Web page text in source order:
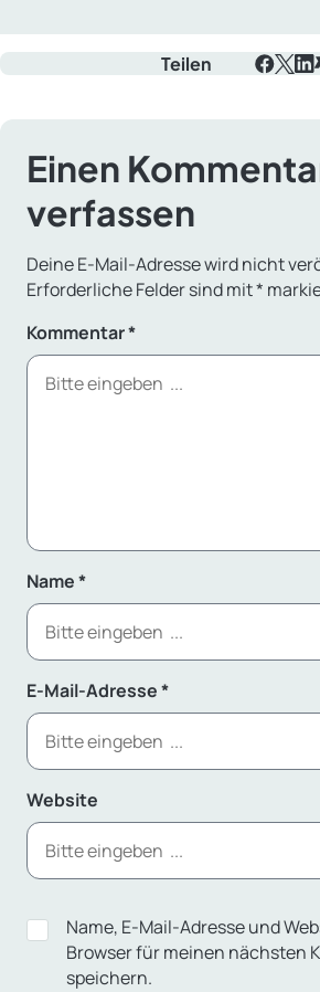
Teilen
Einen
verfassen
Deine E-Mail-Adresse wird nicht
Erforderliche Felder sind mit*
Kommentar*
Name*
E-Mail-Adresse*
Website
Name, E-Mail-Adresse und
Browser für meinen nächsten
speichern.